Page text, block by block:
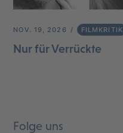
NOV. 19, 2026 FILMKRITIK
Nur für Verrückte
Folge uns